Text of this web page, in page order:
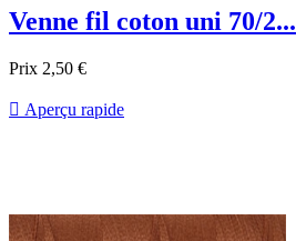
Venne fil coton uni 70/2...
Prix 2,50 €
 Aperçu rapide